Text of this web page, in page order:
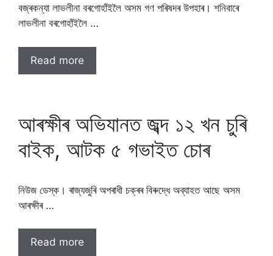
বজ্ৰকন্যা লাভলীনা বৰগোহাঁইলৈ অসম গণ পৰিষদৰ উপহাৰ। শনিবাৰে
লাভলীনা বৰগোহাঁইলৈ …
Read more
আৰক্ষীৰ অভিযানত জব্দ ১২ খন চুৰি
বাইক, আটক ৫ গভাইত চোৰ
নিউজ ডেস্ক। ৰাজ্যজুৰি অপৰাধী চক্ৰৰ বিৰুদ্ধে অব্যাহত আছে অসম
আৰক্ষীৰ …
Read more